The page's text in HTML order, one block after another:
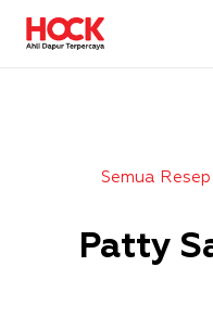
Semua Resep
Patty